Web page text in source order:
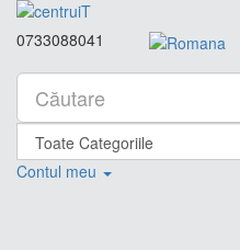
0733088041
Contul meu